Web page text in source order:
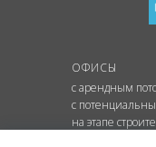
ОФИСЫ
с арендным
с
на этапе